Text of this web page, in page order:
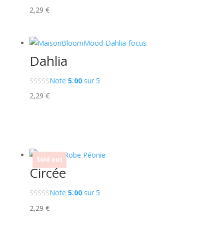
2,29 €
Dahlia
Note 5.00sur 5
2,29 €
Sold out
Circée
Note 5.00sur 5
2,29 €